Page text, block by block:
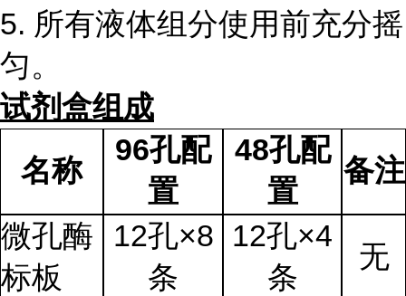
5. 所有液体组分使用前充分摇
匀。
试剂盒组成
名称
96孔配
置
48孔配
置
备注
微孔酶
标板
12孔×8
条
12孔×4
条
无